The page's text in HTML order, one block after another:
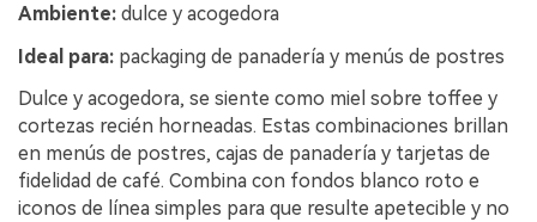
Ambiente: dulce y acogedora
Ideal para: packaging de panadería y menús de postres
Dulce y acogedora, se siente como miel sobre toffee y
cortezas recién horneadas. Estas combinaciones brillan
en menús de postres, cajas de panadería y tarjetas de
fidelidad de café. Combina con fondos blanco roto e
iconos de línea simples para que resulte apetecible y no